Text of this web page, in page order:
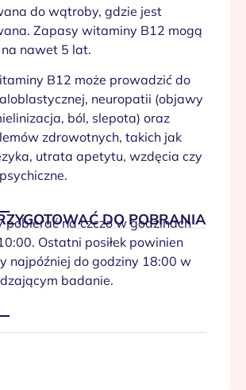
do wątroby, gdzie jest
Zapasy witaminy B12 mogą
nawet 5 lat.
B12 może prowadzić do
neuropatii (objawy
ból, slepota) oraz
zdrowotnych, takich jak
utrata apetytu, wzdęcia czy
DO POBRANIA
pobierać na czczo w godzinach
Ostatni posiłek powinien
najpóźniej do godziny 18:00 w
badanie.